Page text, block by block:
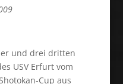
und drei dritten
USV Erfurt vom
Cup aus